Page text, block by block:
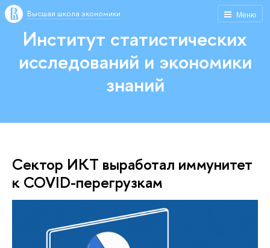
Меню
Высшая школа экономики
Институт статистических
исследований и экономики
знаний
Cектор ИКТ выработал иммунитет
к COVID-перегрузкам